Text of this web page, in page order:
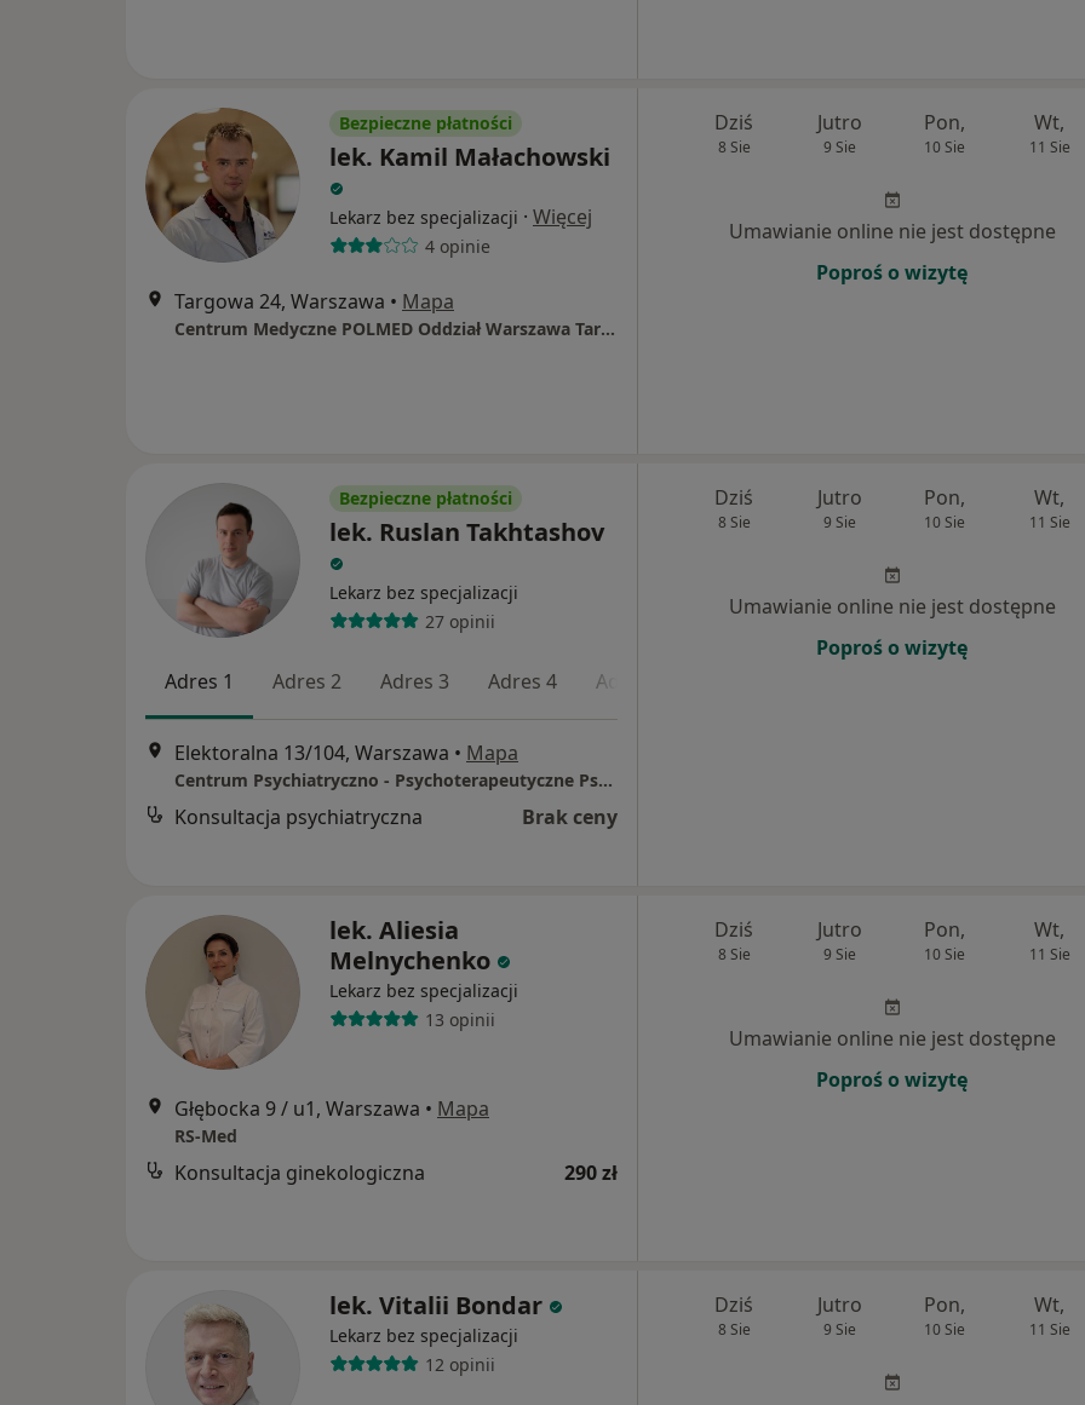
Bezpieczne płatności
lek. Kamil Małachowski
Lekarz bez specjalizacji · Więcej
4 opinie
Targowa 24, Warszawa • Mapa
Centrum Medyczne POLMED Oddział Warszawa Targowa
Dziś
8 Sie
Jutro
9 Sie
Pon,
10 Sie
Wt,
11 Sie
Umawianie online nie jest dostępne
Poproś o wizytę
Bezpieczne płatności
lek. Ruslan Takhtashov
Lekarz bez specjalizacji
27 opinii
Adres 1 Adres 2 Adres 3 Adres 4 Adres 5
Elektoralna 13/104, Warszawa • Mapa
Centrum Psychiatryczno - Psychoterapeutyczne Psychokrates
Konsultacja psychiatryczna Brak ceny
Dziś
8 Sie
Jutro
9 Sie
Pon,
10 Sie
Wt,
11 Sie
Umawianie online nie jest dostępne
Poproś o wizytę
lek. Aliesia
Melnychenko
Lekarz bez specjalizacji
13 opinii
Głębocka 9 / u1, Warszawa • Mapa
RS-Med
Konsultacja ginekologiczna 290 zł
Dziś
8 Sie
Jutro
9 Sie
Pon,
10 Sie
Wt,
11 Sie
Umawianie online nie jest dostępne
Poproś o wizytę
lek. Vitalii Bondar
Lekarz bez specjalizacji
12 opinii
Dziś
8 Sie
Jutro
9 Sie
Pon,
10 Sie
Wt,
11 Sie